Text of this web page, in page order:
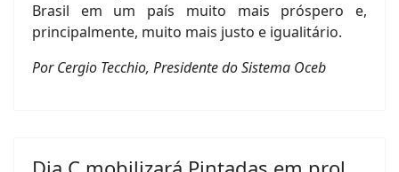
Brasil em um país muito mais próspero e,
principalmente, muito mais justo e igualitário.
Por Cergio Tecchio, Presidente do Sistema Oceb